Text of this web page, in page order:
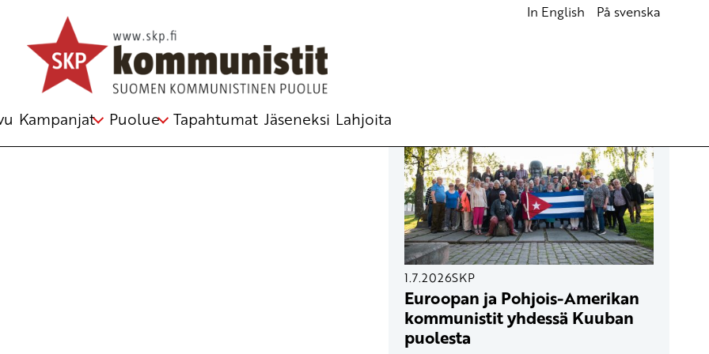
In English På svenska
Kampanjat Puolue Tapahtumat Jäseneksi Lahjoita
– Kommunistit vaativat työtä, rauhaa
1.7.2026SKP
Euroopan ja Pohjois-Amerikan
kommunistit yhdessä Kuuban
puolesta